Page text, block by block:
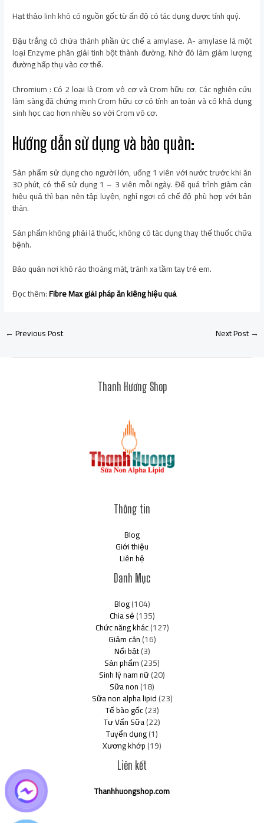
Hạt thảo linh khô có nguồn gốc từ ấn độ có tác dụng dược tính quý.
Đậu trắng có chứa thành phần ức chế a amylase. A- amylase là một
loại Enzyme phân giải tinh bột thành đường. Nhờ đó làm giảm lượng
đường hấp thụ vào cơ thể.
Chromium : Có 2 loại là Crom vô cơ và Crom hữu cơ. Các nghiên cứu
lâm sàng đã chứng minh Crom hữu cơ có tính an toàn và có khả dụng
sinh học cao hơn nhiều so với Crom vô cơ.
Hướng dẫn sử dụng và bảo quản:
Sản phẩm sử dụng cho người lớn, uống 1 viên với nước trước khi ăn
30 phút, có thể sử dụng 1 – 3 viên mỗi ngày. Để quá trình giảm cân
hiệu quả thì bạn nên tập luyện, nghỉ ngơi có chế độ phù hợp với bản
thân.
Sản phẩm không phải là thuốc, không có tác dụng thay thế thuốc chữa
bệnh.
Bảo quản nơi khô ráo thoáng mát, tránh xa tầm tay trẻ em.
Đọc thêm:Fibre Max giải pháp ăn kiêng hiệu quả
←Previous Post Next Post→
Thanh Hương Shop
Thông tin
Blog
Giới thiệu
Liên hệ
Danh Mục
Blog(104)
Chia sẻ(135)
Chức năng khác(127)
Giảm cân(16)
Nổi bật(3)
Sản phẩm(235)
Sinh lý nam nữ(20)
Sữa non(18)
Sữa non alpha lipid(23)
Tế bào gốc(23)
Tư Vấn Sữa(22)
Tuyển dụng(1)
Xương khớp(19)
Liên kết
Thanhhuongshop.com